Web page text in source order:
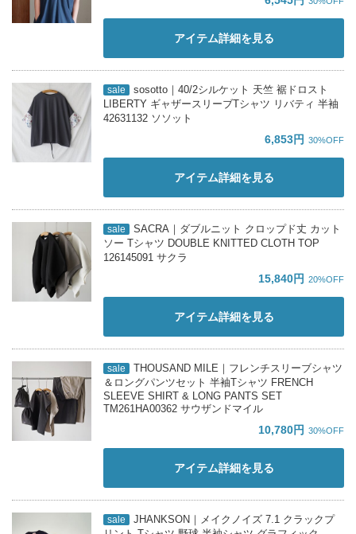
アイテム詳細を見る
sale
sosotto｜40/2シルケット 天竺 裾ドロスト
LIBERTY ギャザースリーブTシャツ リバティ 半袖
42631132 ソソット
6,853円 30%OFF
アイテム詳細を見る
sale
SACRA｜ダブルニット クロップド丈 カット
ソー Tシャツ DOUBLE KNITTED CLOTH TOP
126145091 サクラ
15,840円 20%OFF
アイテム詳細を見る
sale
THOUSAND MILE｜フレンチスリーブシャツ
＆ロングパンツセット 半袖Tシャツ FRENCH
SLEEVE SHIRT & LONG PANTS SET
TM261HA00362 サウザンドマイル
10,780円 30%OFF
アイテム詳細を見る
sale
JHANKSON｜メイクノイズ 7.1 クラックプ